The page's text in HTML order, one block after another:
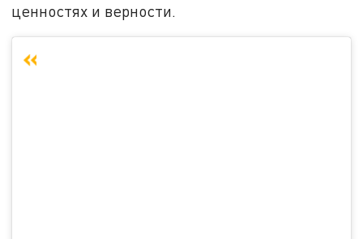
ценностях и верности.